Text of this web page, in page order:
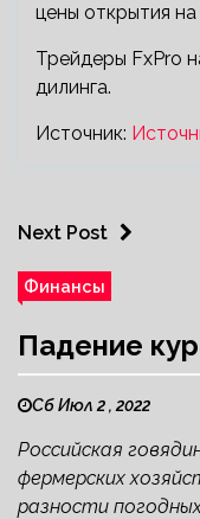
цены открытия
Трейдеры FxPro
дилинга.
Источник:
Next Post
Финансы
Падение
Сб Июл 2 , 2022
Российская
фермерских
разности